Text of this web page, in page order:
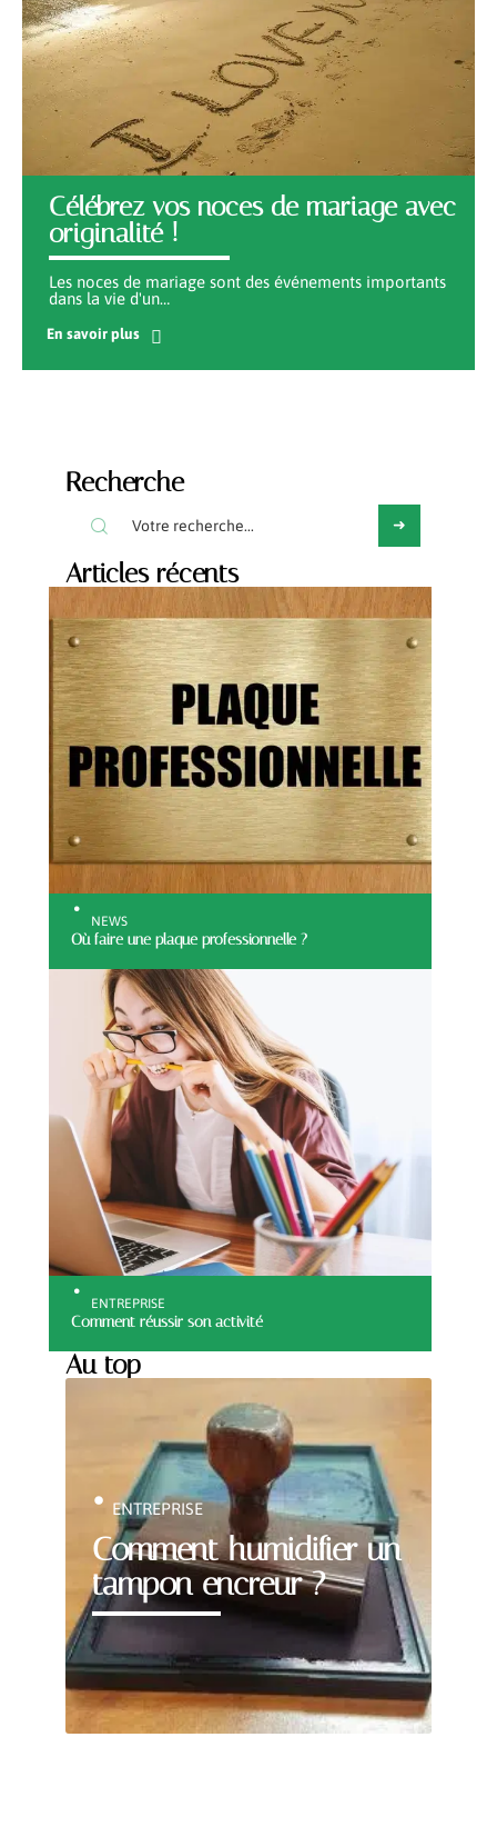
Célébrez vos noces de mariage avec
originalité !
Les noces de mariage sont des événements importants
dans la vie d'un…
En savoir plus
Recherche
Articles récents
NEWS
Où faire une plaque professionnelle ?
ENTREPRISE
Comment réussir son activité
Au top
Comment humidifier un
tampon encreur ?
ENTREPRISE